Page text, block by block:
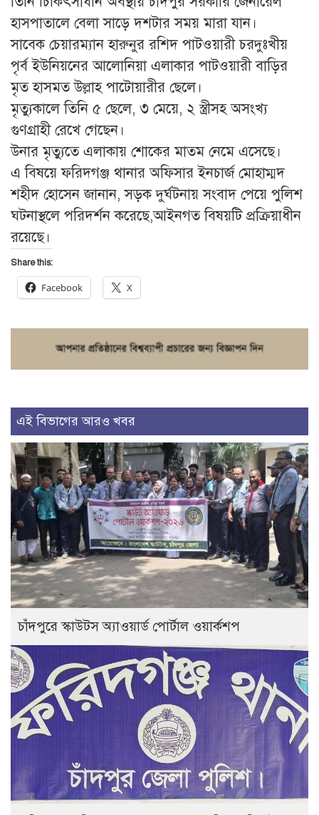
হাসপাতালে বেলা সাড়ে দশটার সময় মারা যান।
সাবেক চেয়ারম্যান হারুনুর রশিদ পাটওয়ারী চরদুঃখীয়
পৃর্ব ইউনিয়নের আলোনিয়া এলাকার পাটওয়ারী বাড়ির
মৃত হাসমত উল্লাহ পাটোয়ারীর ছেলে।
মৃত্যুকালে তিনি ৫ ছেলে, ৩ মেয়ে, ২ স্ত্রীসহ অসংখ্য
গুণগ্রাহী রেখে গেছেন।
উনার মৃত্যুতে এলাকায় শোকের মাতম নেমে এসেছে।
এ বিষয়ে ফরিদগঞ্জ থানার অফিসার ইনচার্জ মোহাম্মদ
শহীদ হোসেন জানান, সড়ক দুর্ঘটনায় সংবাদ পেয়ে পুলিশ
ঘটনাস্থলে পরিদর্শন করেছে,আইনগত বিষয়টি প্রক্রিয়াধীন
রয়েছে।
Share this:
Facebook X
এই বিভাগের আরও খবর
চাঁদপুরে স্কাউটস অ্যাওয়ার্ড পোর্টাল ওয়ার্কশপ